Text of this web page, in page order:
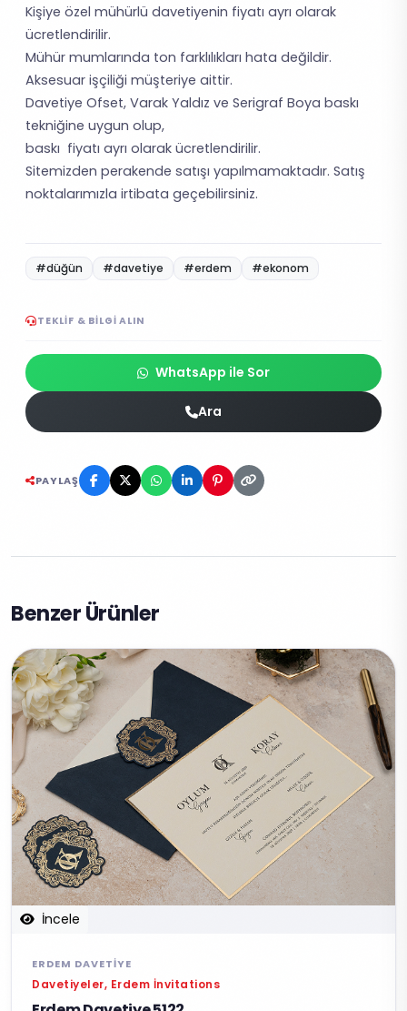
Kişiye özel mühürlü davetiyenin fiyatı ayrı olarak
ücretlendirilir.
Mühür mumlarında ton farklılıkları hata değildir.
Aksesuar işçiliği müşteriye aittir.
Davetiye Ofset, Varak Yaldız ve Serigraf Boya baskı
tekniğine uygun olup,
baskı fiyatı ayrı olarak ücretlendirilir.
Sitemizden perakende satışı yapılmamaktadır. Satış
noktalarımızla irtibata geçebilirsiniz.
#düğün #davetiye #erdem #ekonom
TEKLIF & BILGI ALIN
WhatsApp ile Sor
Ara
PAYLAŞ
Benzer Ürünler
İncele
ERDEM DAVETIYE
Davetiyeler, Erdem İnvitations